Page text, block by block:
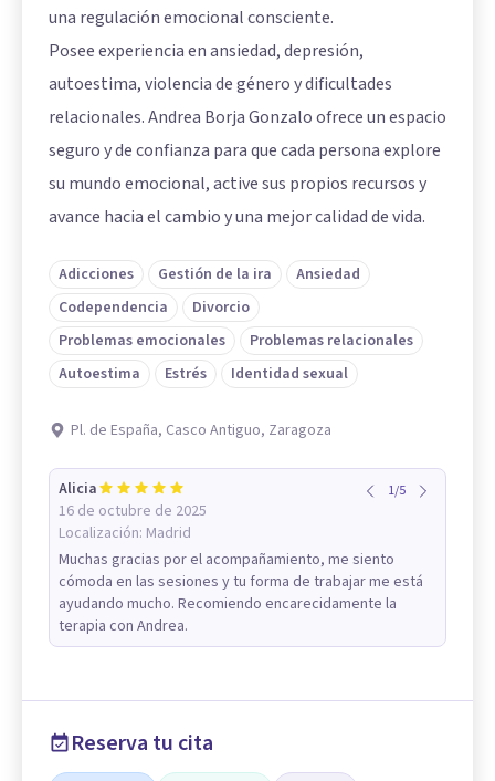
una regulación emocional consciente.
Posee experiencia en ansiedad, depresión,
autoestima, violencia de género y dificultades
relacionales. Andrea Borja Gonzalo ofrece un espacio
seguro y de confianza para que cada persona explore
su mundo emocional, active sus propios recursos y
avance hacia el cambio y una mejor calidad de vida.
Adicciones Gestión de la ira
Ansiedad
Codependencia
Divorcio
Problemas emocionales
Problemas relacionales
Autoestima
Estrés Identidad sexual
Pl. de España, Casco Antiguo, Zaragoza
Alicia
16 de octubre de 2025
Localización: Madrid
1/5
Muchas gracias por el acompañamiento, me siento
cómoda en las sesiones y tu forma de trabajar me está
ayudando mucho. Recomiendo encarecidamente la
terapia con Andrea.
Reserva tu cita